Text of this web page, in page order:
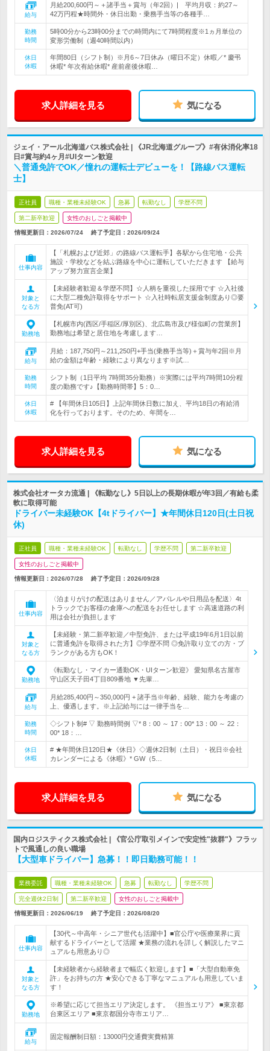
給与
月給200,600円～＋諸手当＋賞与（年2回）| 平均月収：約27～
42万円程★時間外・休日出勤・乗務手当等の各種手…
勤務
時間
5時00分から23時00分までの時間内にて7時間程度※1ヵ月単位の
変形労働制（週40時間以内）
休日
休暇
年間80日（シフト制）※月6～7日休み（曜日不定）休暇／* 慶弔
休暇* 年次有給休暇* 産前産後休暇…
求人詳細を見る 気になる
ジェイ・アール北海道バス株式会社 | 《JR北海道グループ》#有休消化率18
日#賞与約4ヶ月#UIターン歓迎
＼普通免許でOK／憧れの運転士デビューを！【路線バス運転
士】
正社員 職種・業種未経験OK 急募 転勤なし 学歴不問
第二新卒歓迎 女性のおしごと掲載中
情報更新日：2026/07/24 終了予定日： 2026/09/24
仕事内容
【「札幌および近郊」の路線バス運転手】各駅から住宅地・公共
施設・学校などを結ぶ路線を中心に運転していただきます 【給与
アップ努力宣言企業】
対象と
なる方
【未経験者歓迎＆学歴不問】☆人柄を重視した採用です ☆入社後
に大型二種免許取得をサポート ☆入社時転居支援金制度あり◎要
普免(AT可)
勤務地
【札幌市内(西区/手稲区/厚別区)、北広島市及び様似町の営業所】
勤務地は希望と居住地を考慮します…
給与
月給：187,750円～211,250円+手当(乗務手当等)＋賞与年2回※月
給の金額は年齢・経験により異なります※試…
勤務
時間
シフト制（1日平均 7時間35分勤務）※実際には平均7時間10分程
度の勤務です♪【勤務時間帯】5：0…
休日
休暇
# 【年間休日105日】上記年間休日数に加え、平均18日の有給消
化を行っております。そのため、年間を…
求人詳細を見る 気になる
株式会社オータカ流通 | 《転勤なし》5日以上の長期休暇が年3回／有給も柔
軟に取得可能
ドライバー未経験OK【4tドライバー】★年間休日120日(土日祝
休)
正社員 職種・業種未経験OK 転勤なし 学歴不問 第二新卒歓迎
女性のおしごと掲載中
情報更新日：2026/07/28 終了予定日： 2026/09/28
仕事内容
〈泊まりがけの配送はありません／アパレルや日用品を配送〉4t
トラックでお客様の倉庫への配送をお任せします ☆高速道路の利
用は会社が負担します
対象と
なる方
【未経験・第二新卒歓迎／中型免許、または平成19年6月1日以前
に普通免許を取得された方】◎学歴不問 ◎免許取り立ての方・ブ
ランクがある方もOK！
勤務地
《転勤なし・マイカー通勤OK・UIターン歓迎》 愛知県名古屋市
守山区天子田4丁目809番地 ▼先輩…
給与
月給285,400円～350,000円 + 諸手当※年齢、経験、能力を考慮の
上、優遇します。※上記給与には一律手当を…
勤務
時間
◇シフト制# ▽ 勤務時間例 ▽* 8：00 ～ 17：00* 13：00 ～ 22：
00* 18：…
休日
休暇
# ★年間休日120日★《休日》◇週休2日制（土日）・祝日※会社
カレンダーによる《休暇》* GW（5…
求人詳細を見る 気になる
国内ロジスティクス株式会社 | 《官公庁取引メインで安定性"抜群"》フラッ
トで風通しの良い職場
【大型車ドライバー】急募！！即日勤務可能！！
業務委託 職種・業種未経験OK 急募 転勤なし 学歴不問
完全週休2日制 第二新卒歓迎 女性のおしごと掲載中
情報更新日：2026/06/19 終了予定日： 2026/08/20
仕事内容
【30代～中高年・シニア世代も活躍中】■官公庁や医療業界に貢
献するドライバーとして活躍 ★業務の流れを詳しく解説したマニ
ュアルも用意あり◎
対象と
なる方
【未経験者から経験者まで幅広く歓迎します】■「大型自動車免
許」をお持ちの方 ★安心できる丁寧なマニュアルも用意していま
す！
勤務地
※希望に応じて担当エリア決定します。 《担当エリア》 ■東京都
台東区エリア ■東京都国分寺市エリア…
給与
固定報酬制日額：13000円交通費実費精算